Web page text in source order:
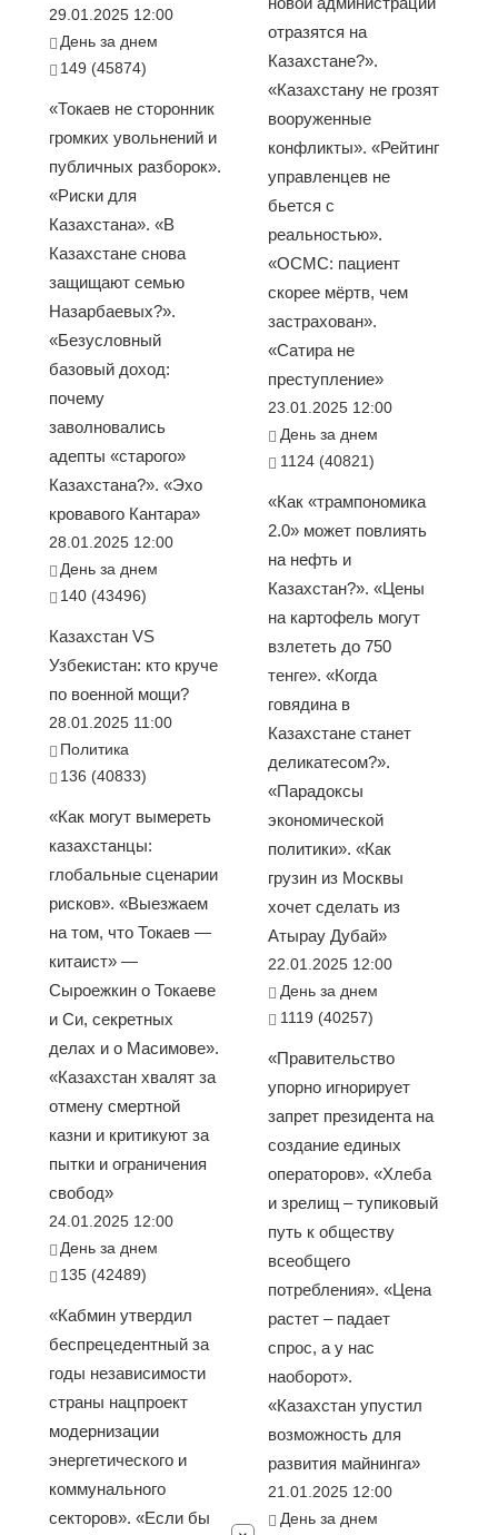
29.01.2025 12:00
День за днем
149 (45874)
«Токаев не сторонник
громких увольнений и
публичных разборок».
«Риски для
Казахстана». «В
Казахстане снова
защищают семью
Назарбаевых?».
«Безусловный
базовый доход:
почему
заволновались
адепты «старого»
Казахстана?». «Эхо
кровавого Кантара»
28.01.2025 12:00
День за днем
140 (43496)
Казахстан VS
Узбекистан: кто круче
по военной мощи?
28.01.2025 11:00
Политика
136 (40833)
«Как могут вымереть
казахстанцы:
глобальные сценарии
рисков». «Выезжаем
на том, что Токаев —
китаист» —
Сыроежкин о Токаеве
и Си, секретных
делах и о Масимове».
«Казахстан хвалят за
отмену смертной
казни и критикуют за
пытки и ограничения
свобод»
24.01.2025 12:00
День за днем
135 (42489)
«Кабмин утвердил
беспрецедентный за
годы независимости
страны нацпроект
модернизации
энергетического и
коммунального
секторов». «Если бы
отразятся на
Казахстане?».
«Казахстану не грозят
вооруженные
конфликты». «Рейтинг
управленцев не
бьется с
реальностью».
«ОСМС: пациент
скорее мёртв, чем
застрахован».
«Сатира не
преступление»
23.01.2025 12:00
День за днем
1124 (40821)
«Как «трампономика
2.0» может повлиять
на нефть и
Казахстан?». «Цены
на картофель могут
взлететь до 750
тенге». «Когда
говядина в
Казахстане станет
деликатесом?».
«Парадоксы
экономической
политики». «Как
грузин из Москвы
хочет сделать из
Атырау Дубай»
22.01.2025 12:00
День за днем
1119 (40257)
«Правительство
упорно игнорирует
запрет президента на
создание единых
операторов». «Хлеба
и зрелищ – тупиковый
путь к обществу
всеобщего
потребления». «Цена
растет – падает
спрос, а у нас
наоборот».
«Казахстан упустил
возможность для
развития майнинга»
21.01.2025 12:00
День за днем